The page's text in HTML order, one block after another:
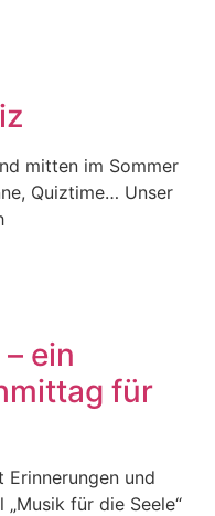
mitten im Sommer
Quiztime… Unser
ein
für
und
für die Seele“